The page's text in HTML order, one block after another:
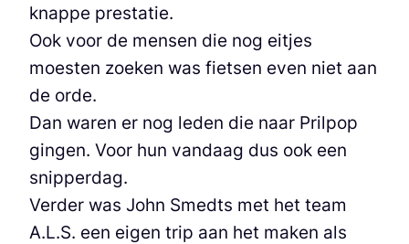
knappe prestatie.
Ook voor de mensen die nog eitjes
moesten zoeken was fietsen even niet aan
de orde.
Dan waren er nog leden die naar Prilpop
gingen. Voor hun vandaag dus ook een
snipperdag.
Verder was John Smedts met het team
A.L.S. een eigen trip aan het maken als